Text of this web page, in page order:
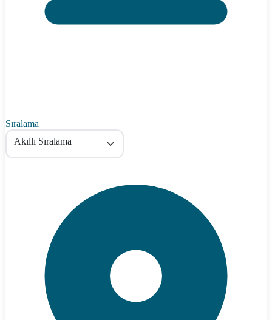
Sıralama
Akıllı Sıralama